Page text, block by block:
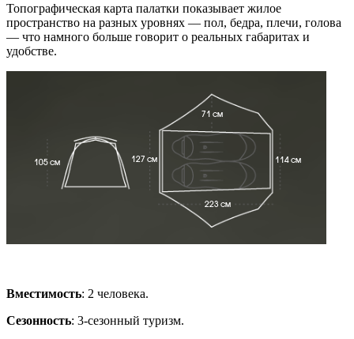
Топографическая карта палатки показывает жилое
пространство на разных уровнях — пол, бедра, плечи, голова
— что намного больше говорит о реальных габаритах и
удобстве.
Вместимость: 2 человека.
Сезонность: 3-сезонный туризм.